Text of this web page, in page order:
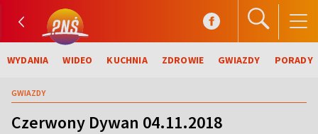
WYDANIA WIDEO KUCHNIA ZDROWIE GWIAZDY PORADY
GWIAZDY
Czerwony Dywan 04.11.2018